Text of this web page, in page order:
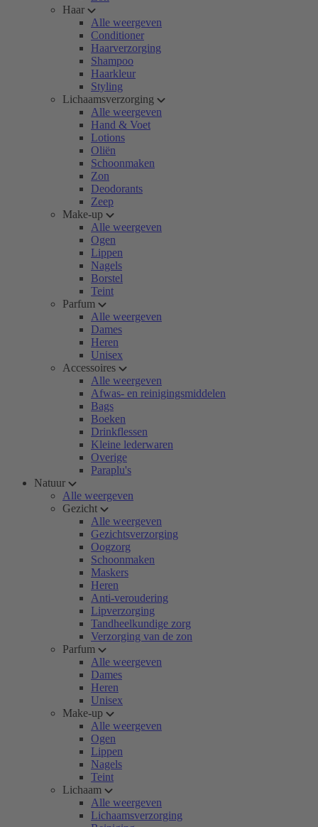
Haar
Alle weergeven
Conditioner
Haarverzorging
Shampoo
Haarkleur
Styling
Lichaamsverzorging
Alle weergeven
Hand & Voet
Lotions
Oliën
Schoonmaken
Zon
Deodorants
Zeep
Make-up
Alle weergeven
Ogen
Lippen
Nagels
Borstel
Teint
Parfum
Alle weergeven
Dames
Heren
Unisex
Accessoires
Alle weergeven
Afwas- en reinigingsmiddelen
Bags
Boeken
Drinkflessen
Kleine lederwaren
Overige
Paraplu's
Natuur
Alle weergeven
Gezicht
Alle weergeven
Gezichtsverzorging
Oogzorg
Schoonmaken
Maskers
Heren
Anti-veroudering
Lipverzorging
Tandheelkundige zorg
Verzorging van de zon
Parfum
Alle weergeven
Dames
Heren
Unisex
Make-up
Alle weergeven
Ogen
Lippen
Nagels
Teint
Lichaam
Alle weergeven
Lichaamsverzorging